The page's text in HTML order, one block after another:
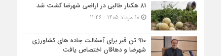
۸۱ هکتار طالبی در اراضی شهرضا کشت شد
10 مرداد 1405 - 11:46
۹۱۰ تن قیر برای آسفالت جاده های کشاورزی
شهرضا و دهاقان اختصاص یافت